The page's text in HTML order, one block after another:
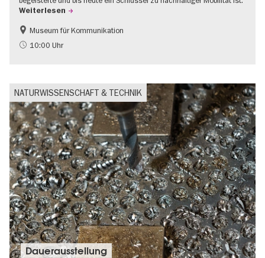
Weiterlesen
Geschichte
Nachhaltigkeit
Museum für Kommunikation
10:00 Uhr
NATURWISSENSCHAFT & TECHNIK
Dauer­aus­stel­lung